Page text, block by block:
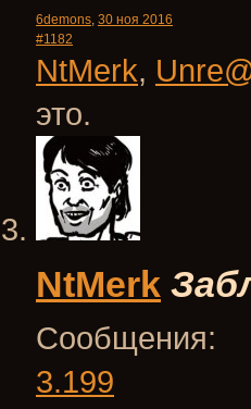
6demons, 30 ноя 2016
#1182
NtMerk,
это.
NtMerk
Сообщения:
3.199